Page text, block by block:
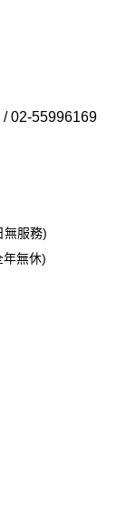
/ 02-55996169
無服務)
年無休)